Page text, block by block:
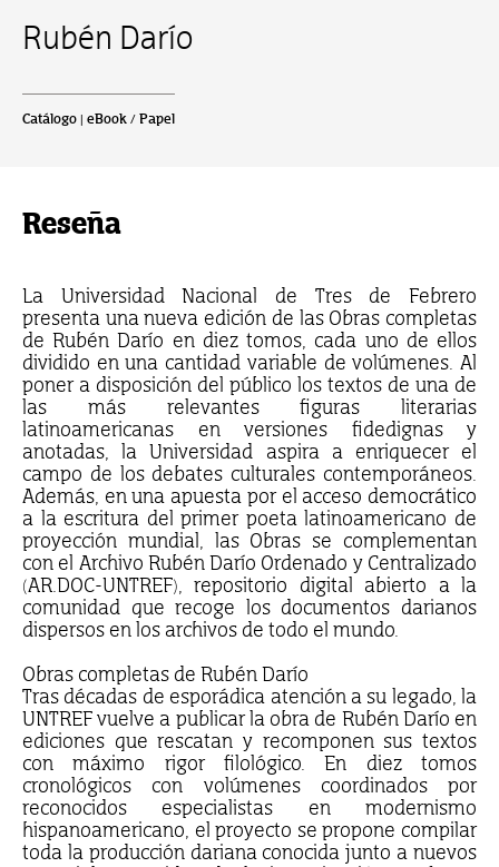
Rubén Darío
Catálogo | eBook / Papel
Reseña
La Universidad Nacional de Tres de Febrero
presenta una nueva edición de las Obras completas
de Rubén Darío en diez tomos, cada uno de ellos
dividido en una cantidad variable de volúmenes. Al
poner a disposición del público los textos de una de
las más relevantes figuras literarias
latinoamericanas en versiones fidedignas y
anotadas, la Universidad aspira a enriquecer el
campo de los debates culturales contemporáneos.
Además, en una apuesta por el acceso democrático
a la escritura del primer poeta latinoamericano de
proyección mundial, las Obras se complementan
con el Archivo Rubén Darío Ordenado y Centralizado
(AR.DOC-UNTREF), repositorio digital abierto a la
comunidad que recoge los documentos darianos
dispersos en los archivos de todo el mundo.
Obras completas de Rubén Darío
Tras décadas de esporádica atención a su legado, la
UNTREF vuelve a publicar la obra de Rubén Darío en
ediciones que rescatan y recomponen sus textos
con máximo rigor filológico. En diez tomos
cronológicos con volúmenes coordinados por
reconocidos especialistas en modernismo
hispanoamericano, el proyecto se propone compilar
toda la producción dariana conocida junto a nuevos